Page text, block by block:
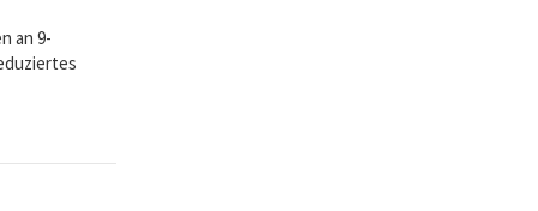
an 9-